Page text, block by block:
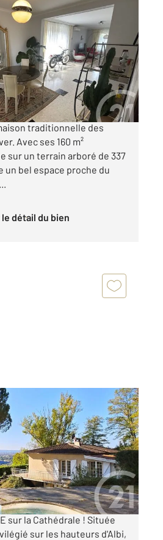
€
une rue au calme, venez
traditionnelle des
Avec ses 160 m²
sur un terrain arboré de 337
un bel espace proche du
le détail du bien
€
avec vue
sur la Cathédrale ! Située
sur les hauteurs d'Albi,